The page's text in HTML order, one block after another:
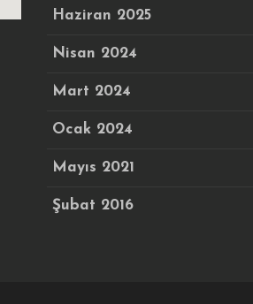
Haziran 2025
Nisan 2024
Mart 2024
Ocak 2024
Mayıs 2021
Şubat 2016